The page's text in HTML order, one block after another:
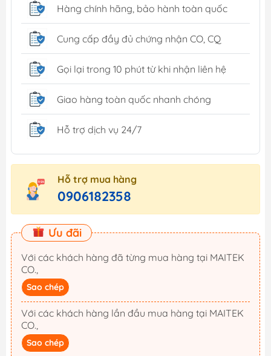
Hàng chính hãng, bảo hành toàn quốc
Cung cấp đầy đủ chứng nhận CO, CQ
Gọi lại trong 10 phút từ khi nhận liên hệ
Giao hàng toàn quốc nhanh chóng
Hỗ trợ dịch vụ 24/7
Hỗ trợ mua hàng
0906182358
Ưu đãi
Với các khách hàng đã từng mua hàng tại MAITEK
CO.,
Sao chép
Với các khách hàng lần đầu mua hàng tại MAITEK
CO.,
Sao chép